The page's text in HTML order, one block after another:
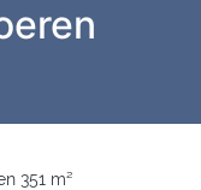
351 m²